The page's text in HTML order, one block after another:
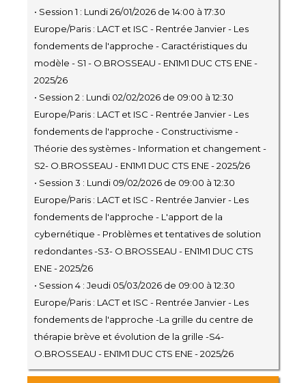
• Session 1 : Lundi 26/01/2026 de 14:00 à 17:30
Europe/Paris : LACT et ISC - Rentrée Janvier - Les
fondements de l'approche - Caractéristiques du
modèle - S1 - O.BROSSEAU - EN1M1 DUC CTS ENE -
2025/26
• Session 2 : Lundi 02/02/2026 de 09:00 à 12:30
Europe/Paris : LACT et ISC - Rentrée Janvier - Les
fondements de l'approche - Constructivisme -
Théorie des systèmes - Information et changement -
S2- O.BROSSEAU - EN1M1 DUC CTS ENE - 2025/26
• Session 3 : Lundi 09/02/2026 de 09:00 à 12:30
Europe/Paris : LACT et ISC - Rentrée Janvier - Les
fondements de l'approche - L'apport de la
cybernétique - Problèmes et tentatives de solution
redondantes -S3- O.BROSSEAU - EN1M1 DUC CTS
ENE - 2025/26
• Session 4 : Jeudi 05/03/2026 de 09:00 à 12:30
Europe/Paris : LACT et ISC - Rentrée Janvier - Les
fondements de l'approche -La grille du centre de
thérapie brève et évolution de la grille -S4-
O.BROSSEAU - EN1M1 DUC CTS ENE - 2025/26